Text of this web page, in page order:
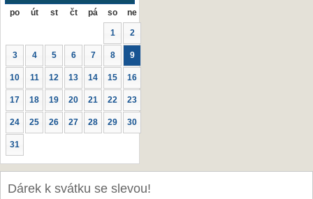
po út st čt pá so ne
1 2
3 4 5 6 7 8 9
10 11 12 13 14 15 16
17 18 19 20 21 22 23
24 25 26 27 28 29 30
31
Dárek k svátku se slevou!